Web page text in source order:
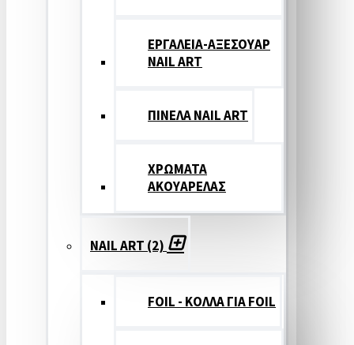
ΕΡΓΑΛΕΙΑ-ΑΞΕΣΟΥΑΡ
NAIL ART
ΠΙΝΕΛΑ NAIL ART
ΧΡΩΜΑΤΑ
ΑΚΟΥΑΡΕΛΑΣ
NAIL ART (2)
FOIL - ΚΟΛΛΑ ΓΙΑ FOIL